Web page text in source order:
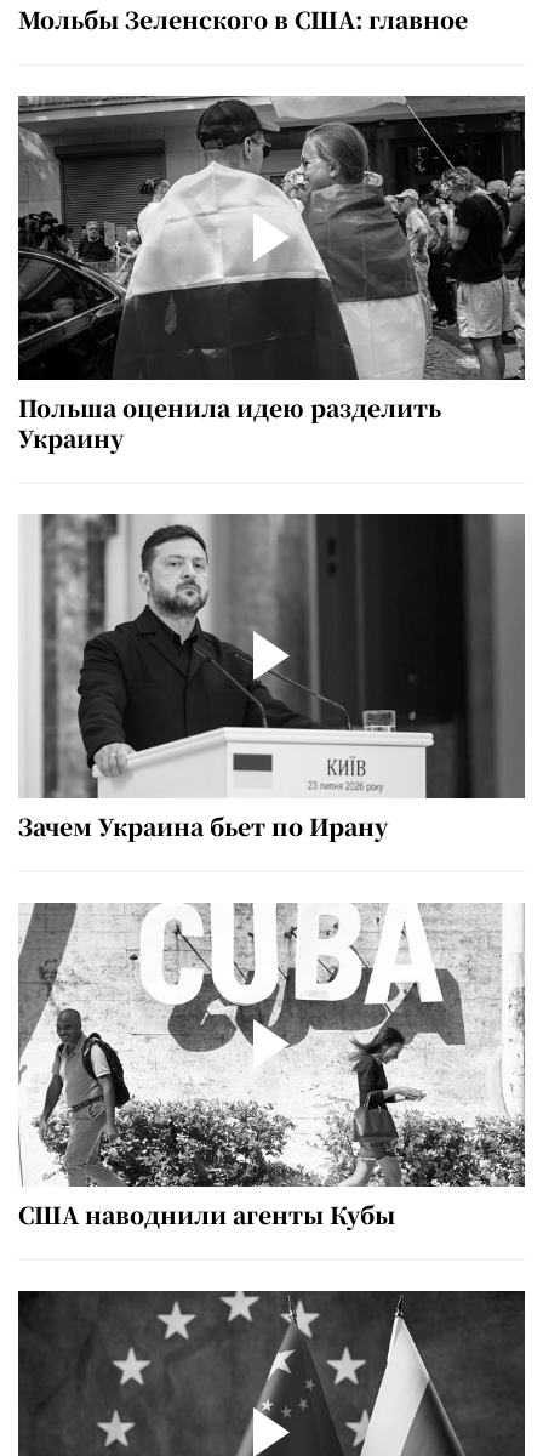
Мольбы Зеленского в США: главное
Польша оценила идею разделить
Украину
Зачем Украина бьет по Ирану
США наводнили агенты Кубы